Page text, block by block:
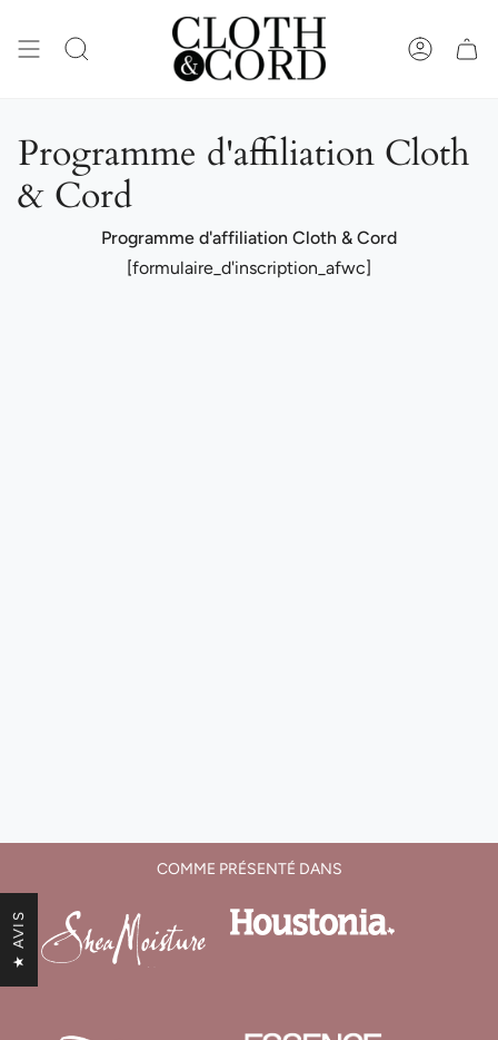
contenu
RECHERCHE COMPTE
Programme d'affiliation Cloth
& Cord
Programme d'affiliation Cloth & Cord
[formulaire_d'inscription_afwc]
COMME PRÉSENTÉ DANS
★ AVIS